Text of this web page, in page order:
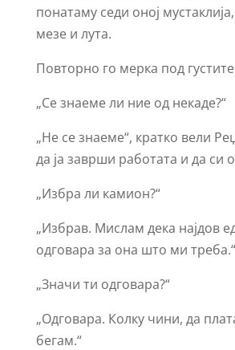
понатаму седи оној
мезе и лута.
Повторно го мерка под
„Се знаеме ли ние од некаде?“
„Не се знаеме“, кратко вели
да ја заврши работата и да си
„Избра ли камион?“
„Избрав. Мислам дека најдов
одговара за она што ми треба.“
„Значи ти одговара?“
„Одговара. Колку чини, да
бегам.“